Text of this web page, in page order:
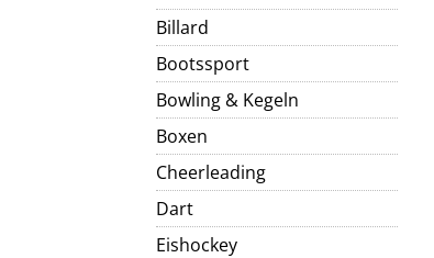
Billard
Bootssport
Bowling & Kegeln
Boxen
Cheerleading
Dart
Eishockey